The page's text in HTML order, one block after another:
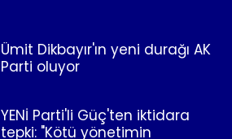
Ümit Dikbayır'ın yeni durağı AK
Parti oluyor
YENİ Parti'li Güç'ten iktidara
tepki: "Kötü yönetimin